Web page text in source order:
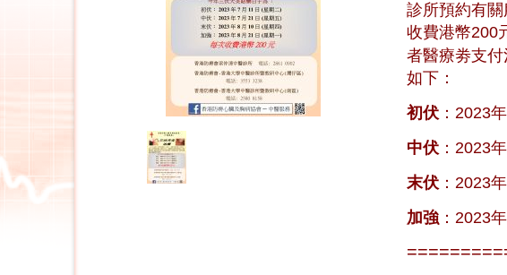
診所預約有關
收費港幣200
者醫療劵支付
如下：
初伏 ：2023
中伏 ：2023
末伏 ：2023
加強 ：2023